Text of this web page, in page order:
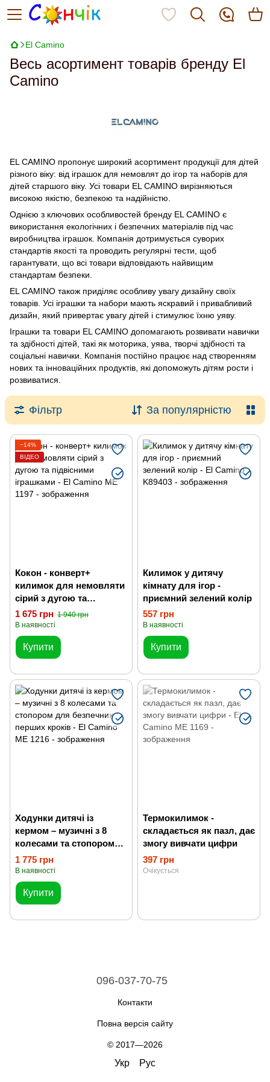
El Camino
Весь асортимент товарів бренду El
Camino
EL CAMINO пропонує широкий асортимент продукції для дітей
різного віку: від іграшок для немовлят до ігор та наборів для
дітей старшого віку. Усі товари EL CAMINO вирізняються
високою якістю, безпекою та надійністю.
Однією з ключових особливостей бренду EL CAMINO є
використання екологічних і безпечних матеріалів під час
виробництва іграшок. Компанія дотримується суворих
стандартів якості та проводить регулярні тести, щоб
гарантувати, що всі товари відповідають найвищим
стандартам безпеки.
EL CAMINO також приділяє особливу увагу дизайну своїх
товарів. Усі іграшки та набори мають яскравий і привабливий
дизайн, який привертає увагу дітей і стимулює їхню уяву.
Іграшки та товари EL CAMINO допомагають розвивати навички
та здібності дітей, такі як моторика, уява, творчі здібності та
соціальні навички. Компанія постійно працює над створенням
нових та інноваційних продуктів, які допоможуть дітям рости і
розвиватися.
Фільтр За популярністю
−14%
ВІДЕО
Кокон - конверт+
килимок для немовляти
сірий з дугою та
підвісними іграшками
1 675 грн 1 940 грн
В наявності
Купити
Килимок у дитячу
кімнату для ігор -
приємний зелений колір
557 грн
В наявності
Купити
Ходунки дитячі із
кермом – музичні з 8
колесами та стопором
для безпечних перших
кроків
1 775 грн
В наявності
Купити
Термокилимок -
складається як пазл, дає
змогу вивчати цифри
397 грн
Очікується
096-037-70-75
Контакти
Повна версія сайту
© 2017—2026
Укр Рус